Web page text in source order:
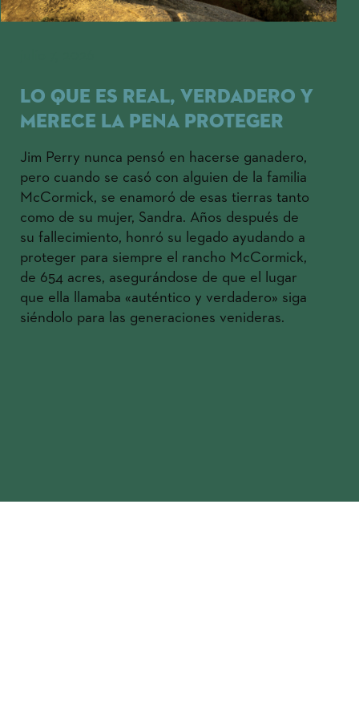
Lo que es real, verdadero y
merece la pena proteger
Jim Perry nunca pensó en hacerse ganadero,
pero cuando se casó con alguien de la familia
McCormick, se enamoró de esas tierras tanto
como de su mujer, Sandra. Años después de
su fallecimiento, honró su legado ayudando a
proteger para siempre el rancho McCormick,
de 654 acres, asegurándose de que el lugar
que ella llamaba «auténtico y verdadero» siga
siéndolo para las generaciones venideras.